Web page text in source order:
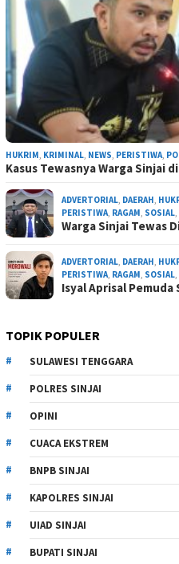
HUKRIM, KRIMINAL, NEWS, PERISTIWA,
Kasus Tewasnya Warga Sinjai
ADVERTORIAL, DAERAH,
PERISTIWA, RAGAM, SOSIAL,
Warga Sinjai Tewas
ADVERTORIAL, DAERAH,
PERISTIWA, RAGAM, SOSIAL,
Isyal Aprisal
TOPIK POPULER
SULAWESI TENGGARA
POLRES SINJAI
OPINI
CUACA EKSTREM
BNPB SINJAI
KAPOLRES SINJAI
UIAD SINJAI
BUPATI SINJAI